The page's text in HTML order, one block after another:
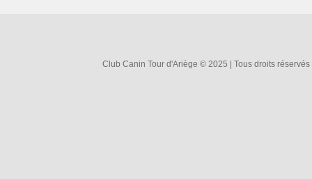
Club Canin Tour d'Ariège © 2025 | Tous droits